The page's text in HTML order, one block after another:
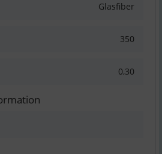
Glasfiber
350
0,30